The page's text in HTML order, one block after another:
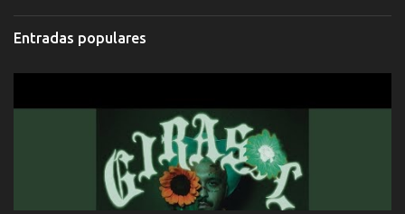
cada que intentas cantar Cada que intentas rapear, cada que
intentas rimar Pobre payaso que usa a todo el mundo pa' conectar
con la gente Dices "Latino Gang" pero pisas a to'a tu gente Pa’ dar
menos se prudente Hoy me sabe a mierda, traigo un Balvin en los
dientes Por falta de empatía le toca ser resiliente ¿Acaso eres
consciente de los followers que mueves? Parcerito, abre los ojos y
ve el poder que tienes Otro chiste malo son los nombres de tus
álbum's "José, vibras colores con la energía del diablo " ¿Si ...
Entradas populares